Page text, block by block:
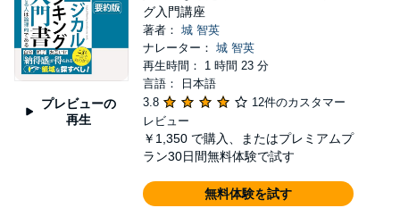
ライン講座にして発信する意味がないと思うので
す。 以下は僕が実際に業務として経験したことで
す。 ・YouTube動画の台本制作や撮影ディレクショ
ン ・LP（ランディングページ）制作 ・Hubspotを使
ったメルマガ運用 ・Lステップの運用 ・WEBセミ
ナーの設計 ・新商品開発のコンセプトメイキング
善 など。 以上の業務で培った知識をあなたに惜し
プレビューの
再生
グ入門講座
著者： 城 智英
ナレーター： 城 智英
再生時間： 1 時間 23 分
言語： 日本語
3.8
12件のカスタマー
レビュー
￥1,350 で購入、またはプレミアムプ
ラン30日間無料体験で試す
無料体験を試す